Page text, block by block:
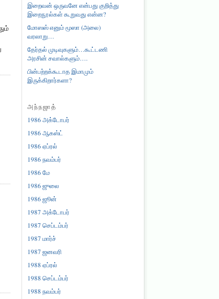
இறைவன் ஒருவனே என்பது குறித்து
இறைநூல்கள் கூறுவது என்ன?
மோஸஸ் எனும் மூஸா (அலை)
வரலாறு…
தேர்தல் முடிவுகளும்…கூட்டணி
அரசின் சவால்களும்….
பின்பற்றக்கூடாத இமாமும்
இருக்கிறார்களா?
அந்நஜாத்
1986 அக்டோபர்
1986 ஆகஸ்ட்
1986 ஏப்ரல்
1986 நவம்பர்
1986 மே
1986 ஜுலை
1986 ஜூன்
1987 அக்டோபர்
1987 செப்டம்பர்
1987 மார்ச்
1987 ஜனவரி
1988 ஏப்ரல்
1988 செப்டம்பர்
1988 நவம்பர்